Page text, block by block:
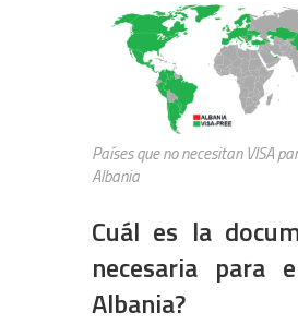
Países que no necesitan VISA
Albania
Cuál es la
necesaria para
Albania?